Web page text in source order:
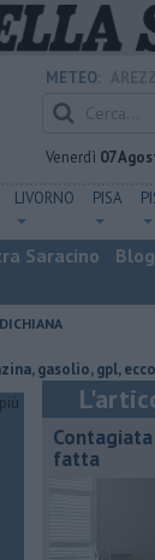
METEO:
Venerdì 07
LIVORNO PISA
Saracino Blog
gpl, ecco dove
fatta